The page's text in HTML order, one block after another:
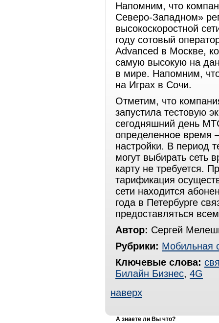
Напомним, что
Северо-Западном»
высокоскоростной
году сотовый
Advanced в Москве,
самую высокую на
в мире. Напомним,
на Играх в Сочи.
Отметим, что
запустила тестовую
сегодняшний день
определенное время
настройки. В период
могут выбирать сеть
карту не требуется.
тарификация
сети находится
года в Петербурге
предоставляться
Автор: Сергей
Рубрики: Мобильная
Ключевые слова:
Билайн Бизнес, 4G
наверх
А знаете ли Вы что?